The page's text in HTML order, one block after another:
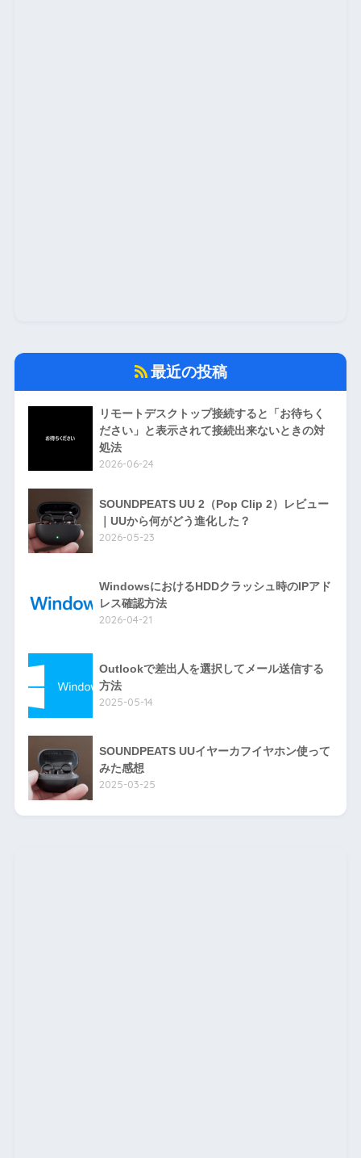
最近の投稿
リモートデスクトップ接続すると「お待ちく
ださい」と表示されて接続出来ないときの対
処法
2026-06-24
SOUNDPEATS UU 2（Pop Clip 2）レビュー
｜UUから何がどう進化した？
2026-05-23
WindowsにおけるHDDクラッシュ時のIPアド
レス確認方法
2026-04-21
Outlookで差出人を選択してメール送信する
方法
2025-05-14
SOUNDPEATS UUイヤーカフイヤホン使って
みた感想
2025-03-25